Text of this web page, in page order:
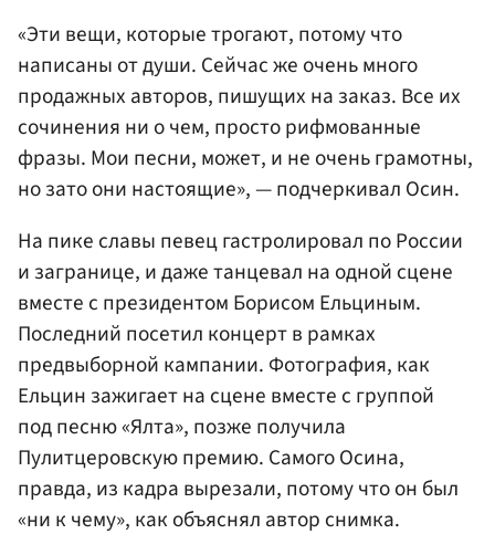
«Эти вещи, которые трогают, потому что
написаны от души. Сейчас же очень много
продажных авторов, пишущих на заказ. Все их
сочинения ни о чем, просто рифмованные
фразы. Мои песни, может, и не очень грамотны,
но зато они настоящие», — подчеркивал Осин.
На пике славы певец гастролировал по России
и загранице, и даже танцевал на одной сцене
вместе с президентом Борисом Ельциным.
Последний посетил концерт в рамках
предвыборной кампании. Фотография, как
Ельцин зажигает на сцене вместе с группой
под песню «Ялта», позже получила
Пулитцеровскую премию. Самого Осина,
правда, из кадра вырезали, потому что он был
«ни к чему», как объяснял автор снимка.